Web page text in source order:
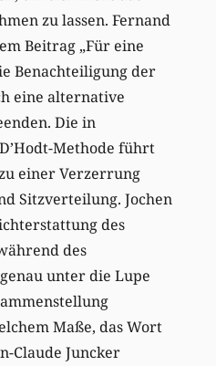
zu lassen. Fernand
Beitrag „Für eine
Benachteiligung der
eine alternative
Die in
Methode führt
einer Verzerrung
Sitzverteilung. Jochen
des
des
unter die Lupe
Maße, das Wort
Claude Juncker